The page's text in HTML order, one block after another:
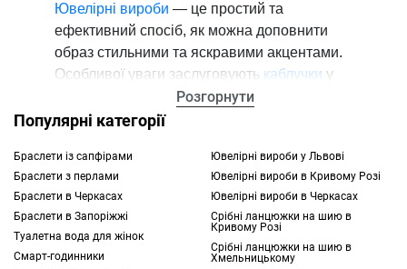
Ювелірні вироби — це простий та
ефективний спосіб, як можна доповнити
образ стильними та яскравими акцентами.
Особливої ​​уваги заслуговують каблучки у
Житомирі, оскільки вони втілюють
витонченість та вишуканість. Блиск
підкреслить ваш неповторний стиль. Щоб
підібрати потрібну прикрасу, вивчіть каталог
інтернет-магазину TOUS, а потім оформіть
замовлення з доставкою по Україні.
Розгорнути
Популярні категорії
Браслети із сапфірами
Браслети з перлами
Браслети в Черкасах
Браслети в Запоріжжі
Туалетна вода для жінок
Смарт-годинники
Ювелірні вироби у Львові
Ювелірні вироби в Кривому Розі
Ювелірні вироби в Черкасах
Срібні ланцюжки на шию в
Кривому Розі
Срібні ланцюжки на шию в
Хмельницькому